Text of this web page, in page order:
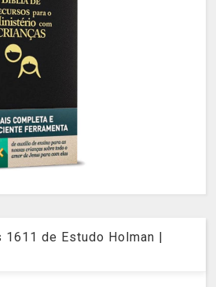
de Estudo Holman |